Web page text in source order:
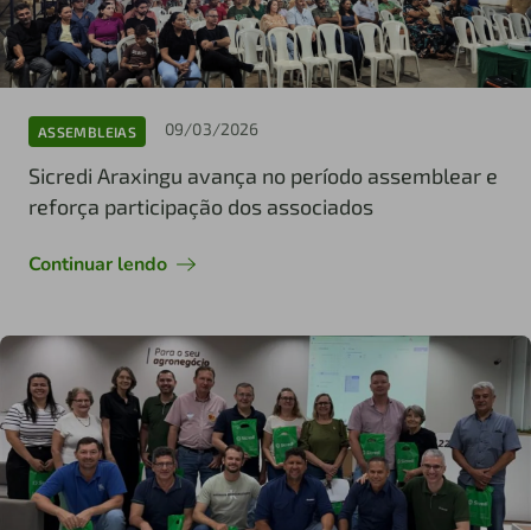
ASSEMBLEIAS 09/03/2026
Sicredi Araxingu avança no período assemblear e
reforça participação dos associados
Continuar lendo